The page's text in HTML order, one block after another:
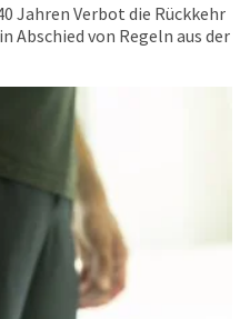
Jahren Verbot die Rückkehr
Abschied von Regeln aus der